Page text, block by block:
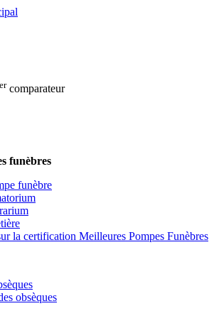
ercomparateur
funèbres
funèbre
la certification Meilleures Pompes Funèbres
obsèques